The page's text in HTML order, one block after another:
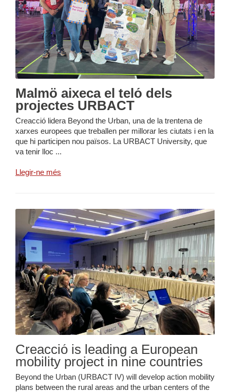
Malmö aixeca el teló dels
projectes URBACT
Creacció lidera Beyond the Urban, una de la trentena de
xarxes europees que treballen per millorar les ciutats i en la
que hi participen nou països. La URBACT University, que
va tenir lloc ...
Llegir-ne més
Creacció is leading a European
mobility project in nine countries
Beyond the Urban (URBACT IV) will develop action mobility
plans between the rural areas and the urban centers of the